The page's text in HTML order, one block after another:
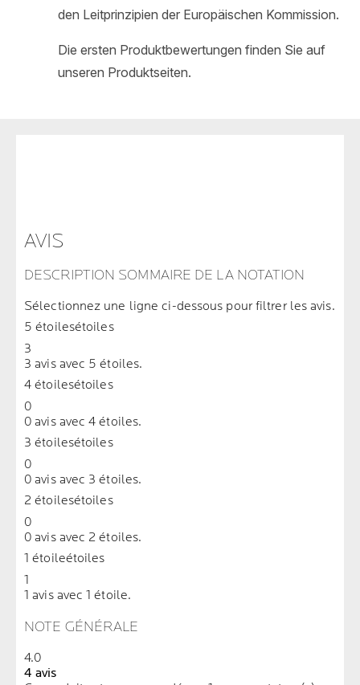
AVIS
DESCRIPTION SOMMAIRE DE LA NOTATION
Sélectionnez une ligne ci-dessous pour filtrer les avis.
5 étoilesétoiles
3
3 avis avec 5 étoiles.
4 étoilesétoiles
0
0 avis avec 4 étoiles.
3 étoilesétoiles
0
0 avis avec 3 étoiles.
2 étoilesétoiles
0
0 avis avec 2 étoiles.
1 étoileétoiles
1
1 avis avec 1 étoile.
NOTE GÉNÉRALE
4.0
4 avis